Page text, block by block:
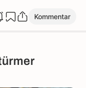
Kommentar